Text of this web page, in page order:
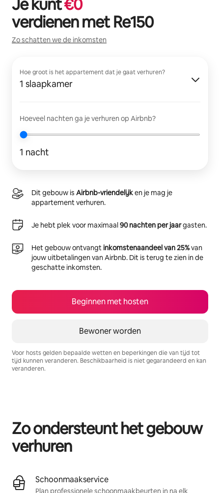
Je kunt€0
verdienen metRe150
Zo schatten we de inkomsten
Hoe groot is het appartement dat je gaat verhuren?
1 slaapkamer
Hoeveel nachten ga je verhuren op Airbnb?
1 nacht
Dit gebouw is Airbnb-vriendelijken je mag je
appartement verhuren.
Je hebt plek voor maximaal 90 nachten per jaargasten.
Het gebouw ontvangtinkomstenaandeel van 25%van
jouw uitbetalingen van Airbnb. Dit is terug te zien in de
geschatte inkomsten.
Beginnen met hosten
Bewoner worden
Voor hosts gelden bepaalde wetten en beperkingen die van tijd tot
tijd kunnen veranderen. Beschikbaarheid is niet gegarandeerd en kan
veranderen.
Zo ondersteunt het gebouw
verhuren
Schoonmaakservice
Plan professionele schoonmaakbeurten in na elk